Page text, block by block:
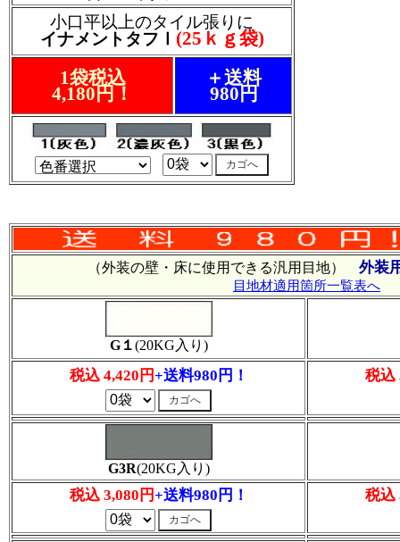
小口平以上のタイル張りに
イナメントタフⅠ (25ｋｇ袋)
1袋税込
4,180円！
＋送料
980円
（外装の壁・床に使用できる汎用目地） 外装
目地材適用箇所一覧表へ
G１(20KG入り)
税込 4,420円+送料980円！ 税込
G3R(20KG入り)
税込 3,080円+送料980円！ 税込